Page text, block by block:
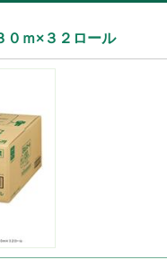
ｍ×３２ロール